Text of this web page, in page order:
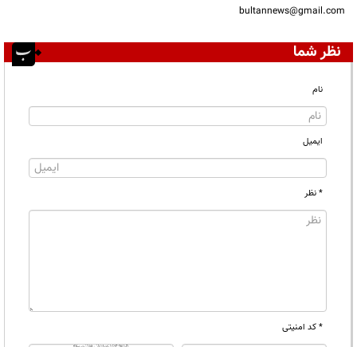
bultannews@gmail.com
نظر شما
نام
ایمیل
* نظر
* کد امنیتی